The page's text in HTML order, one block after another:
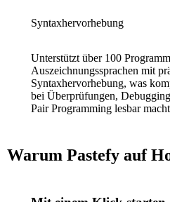
Syntaxhervorhebung
Unterstützt über 100
Auszeichnungssprachen mit
Syntaxhervorhebung, was
bei Überprüfungen,
Pair Programming lesbar
Warum Pastefy auf